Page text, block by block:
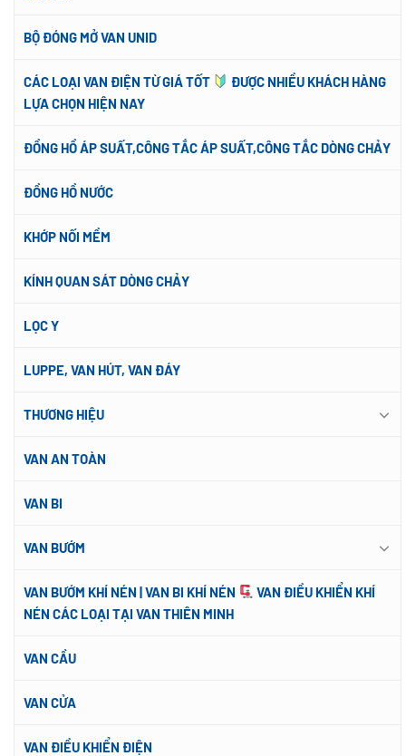
BỘ ĐÓNG MỞ VAN UNID
CÁC LOẠI VAN ĐIỆN TỪ GIÁ TỐT
ĐƯỢC NHIỀU KHÁCH HÀNG
LỰA CHỌN HIỆN NAY
ĐỒNG HỒ ÁP SUẤT,CÔNG TẮC ÁP SUẤT,CÔNG TẮC DÒNG CHẢY
ĐỒNG HỒ NƯỚC
KHỚP NỐI MỀM
KÍNH QUAN SÁT DÒNG CHẢY
LỌC Y
LUPPE, VAN HÚT, VAN ĐÁY
THƯƠNG HIỆU
VAN AN TOÀN
VAN BI
VAN BƯỚM
VAN BƯỚM KHÍ NÉN | VAN BI KHÍ NÉN
VAN ĐIỀU KHIỂN KHÍ
NÉN CÁC LOẠI TẠI VAN THIÊN MINH
VAN CẦU
VAN CỬA
VAN ĐIỀU KHIỂN ĐIỆN